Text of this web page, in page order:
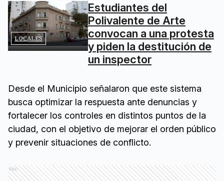
LOCALES
Estudiantes del
Polivalente de Arte
convocan a una protesta
y piden la destitución de
un inspector
Desde el Municipio señalaron que este sistema
busca optimizar la respuesta ante denuncias y
fortalecer los controles en distintos puntos de la
ciudad, con el objetivo de mejorar el orden público
y prevenir situaciones de conflicto.
Ads